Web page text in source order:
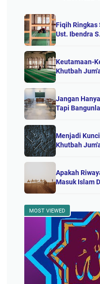
Fiqih Ringkas
Ust. Ibendra
Keutamaan-
Khutbah
Jangan
Tapi
Menjadi
Khutbah
Apakah
Masuk Islam
MOST VIEWED